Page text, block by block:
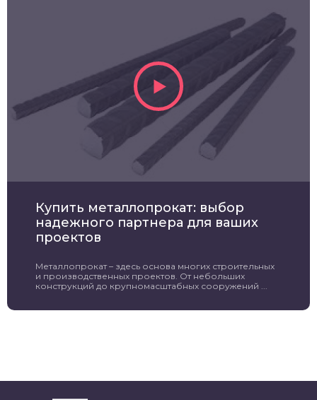
Купить металлопрокат: выбор
надежного партнера для ваших
проектов
Металлопрокат – здесь основа многих строительных
и производственных проектов. От небольших
конструкций до крупномасштабных сооружений ...